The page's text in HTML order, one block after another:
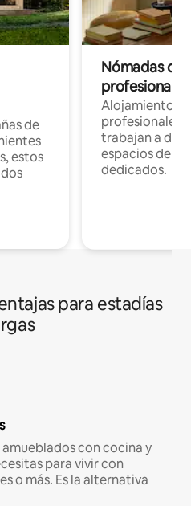
de
estos
Nómadas
Alojamientos
profesionales
trabajan a
espacios de
dedicados.
para estadías
con cocina y
para vivir con
o más. Es la alternativa